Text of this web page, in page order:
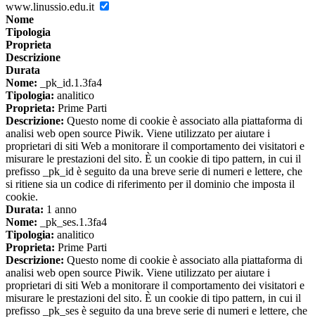
www.linussio.edu.it
Nome
Tipologia
Proprieta
Descrizione
Durata
Nome: _pk_id.1.3fa4
Tipologia: analitico
Proprieta: Prime Parti
Descrizione: Questo nome di cookie è associato alla piattaforma di
analisi web open source Piwik. Viene utilizzato per aiutare i
proprietari di siti Web a monitorare il comportamento dei visitatori e
misurare le prestazioni del sito. È un cookie di tipo pattern, in cui il
prefisso _pk_id è seguito da una breve serie di numeri e lettere, che
si ritiene sia un codice di riferimento per il dominio che imposta il
cookie.
Durata: 1 anno
Nome: _pk_ses.1.3fa4
Tipologia: analitico
Proprieta: Prime Parti
Descrizione: Questo nome di cookie è associato alla piattaforma di
analisi web open source Piwik. Viene utilizzato per aiutare i
proprietari di siti Web a monitorare il comportamento dei visitatori e
misurare le prestazioni del sito. È un cookie di tipo pattern, in cui il
prefisso _pk_ses è seguito da una breve serie di numeri e lettere, che